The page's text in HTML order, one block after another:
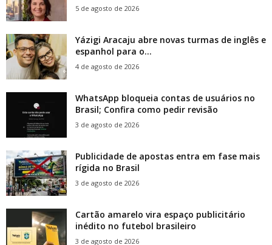
5 de agosto de 2026
Yázigi Aracaju abre novas turmas de inglês e
espanhol para o...
4 de agosto de 2026
WhatsApp bloqueia contas de usuários no
Brasil; Confira como pedir revisão
3 de agosto de 2026
Publicidade de apostas entra em fase mais
rígida no Brasil
3 de agosto de 2026
Cartão amarelo vira espaço publicitário
inédito no futebol brasileiro
3 de agosto de 2026